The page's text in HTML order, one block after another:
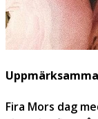
Fira Mors dag